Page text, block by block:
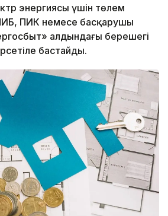
энергиясы үшін төлем
ПИК немесе басқарушы
алдындағы берешегі
бастайды.